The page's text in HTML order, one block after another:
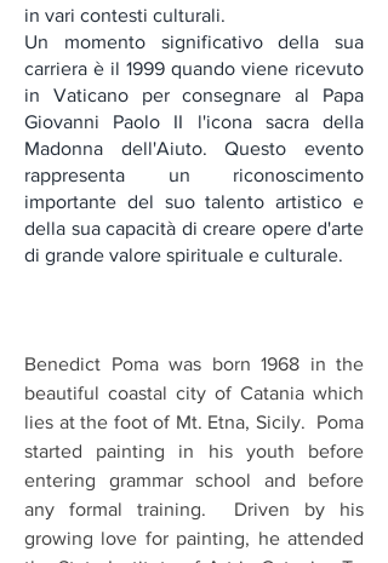
in vari contesti culturali.
Un momento significativo della sua
carriera è il 1999 quando viene ricevuto
in Vaticano per consegnare al Papa
Giovanni Paolo II l'icona sacra della
Madonna dell'Aiuto. Questo evento
rappresenta un riconoscimento
importante del suo talento artistico e
della sua capacità di creare opere d'arte
di grande valore spirituale e culturale.
Benedict Poma was born 1968 in the
beautiful coastal city of Catania which
lies at the foot of Mt. Etna, Sicily. Poma
started painting in his youth before
entering grammar school and before
any formal training. Driven by his
growing love for painting, he attended